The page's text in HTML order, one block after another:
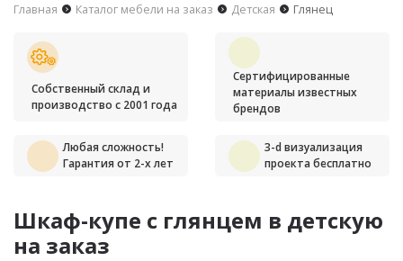
Главная Каталог мебели на заказ Детская Глянец
Собственный склад и
производство с 2001 года
Сертифицированные
материалы известных
брендов
Любая сложность!
Гарантия от 2-х лет
3-d визуализация
проекта бесплатно
Шкаф-купе с глянцем в детскую
на заказ